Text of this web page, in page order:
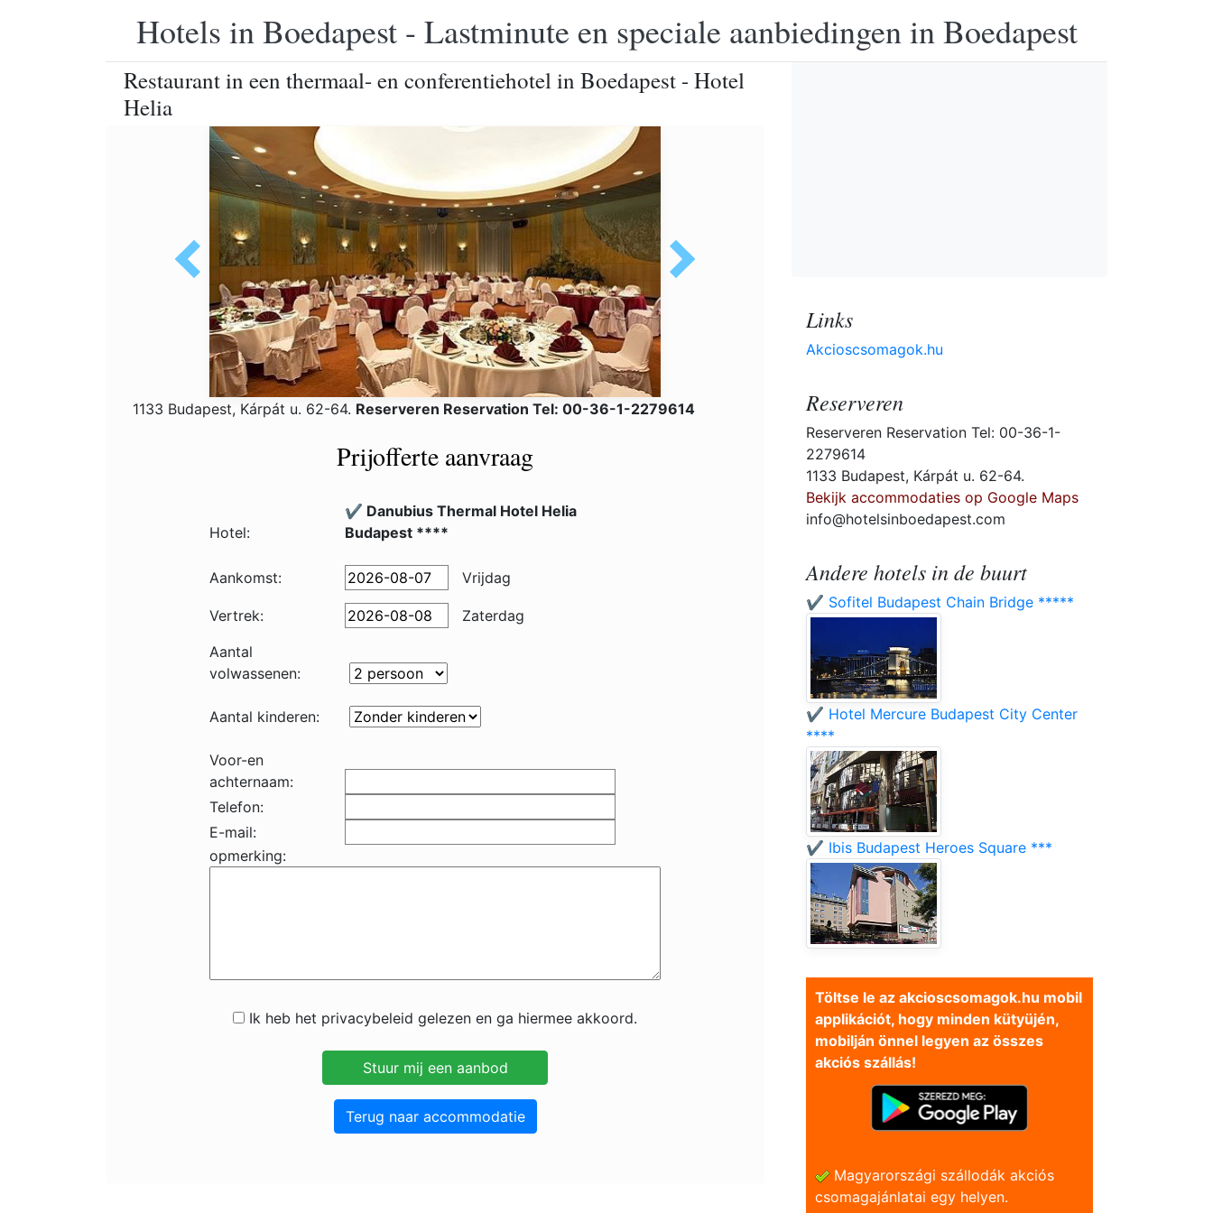
Hotels in Boedapest - Lastminute en speciale aanbiedingen in Boedapest
Restaurant in een thermaal- en conferentiehotel in Boedapest - Hotel
Helia
1133 Budapest, Kárpát u. 62-64. Reserveren Reservation Tel: 00-36-1-2279614
Prijofferte aanvraag
Hotel:
✔️ Danubius Thermal Hotel Helia
Budapest ****
Aankomst: Vrijdag
Vertrek:
Zaterdag
Aantal
volwassenen:
Aantal kinderen:
Voor-en
achternaam:
Telefon:
E-mail:
opmerking:
Ik heb het privacybeleid gelezen en ga hiermee akkoord.
Terug naar accommodatie
Links
Akcioscsomagok.hu
Reserveren
Reserveren Reservation Tel: 00-36-1-
2279614
1133 Budapest, Kárpát u. 62-64.
Bekijk accommodaties op Google Maps
info@hotelsinboedapest.com
Andere hotels in de buurt
✔️ Sofitel Budapest Chain Bridge *****
✔️ Hotel Mercure Budapest City Center
****
✔️ Ibis Budapest Heroes Square ***
Töltse le az akcioscsomagok.hu mobil
applikációt, hogy minden kütyüjén,
mobilján önnel legyen az összes
akciós szállás!
Magyarországi szállodák akciós
csomagajánlatai egy helyen.